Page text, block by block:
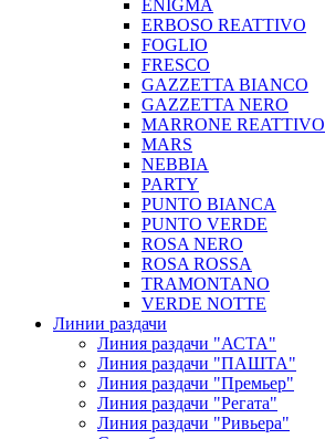
ENIGMA
ERBOSO REATTIVO
FOGLIO
FRESCO
GAZZETTA BIANCO
GAZZETTA NERO
MARRONE REATTIVO
MARS
NEBBIA
PARTY
PUNTO BIANCA
PUNTO VERDE
ROSA NERO
ROSA ROSSA
TRAMONTANO
VERDE NOTTE
Линии раздачи
Линия раздачи "АСТА"
Линия раздачи "ПАШТА"
Линия раздачи "Премьер"
Линия раздачи "Регата"
Линия раздачи "Ривьера"